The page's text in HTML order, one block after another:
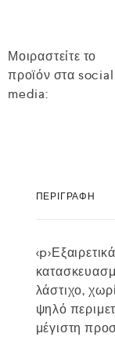
Μοιραστείτε το
προϊόν στα social
media:
ΠΕΡΙΓΡΑΦΉ
λάστιχο,
ψηλό
μέγιστη